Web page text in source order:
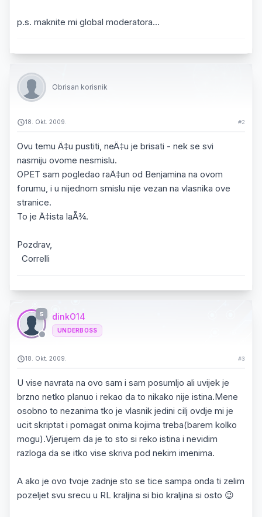
p.s. maknite mi global moderatora...
Obrisan korisnik
18. Okt. 2009. #2
Ovu temu Ä‡u pustiti, neÄ‡u je brisati - nek se svi
nasmiju ovome nesmislu.
OPET sam pogledao raÄ‡un od Benjamina na ovom
forumu, i u nijednom smislu nije vezan na vlasnika ove
stranice.
To je Ä‡ista laÅ¾.
Pozdrav,
Correlli
5 dinkO14
UNDERBOSS
18. Okt. 2009. #3
U vise navrata na ovo sam i sam posumljo ali uvijek je
brzno netko planuo i rekao da to nikako nije istina.Mene
osobno to nezanima tko je vlasnik jedini cilj ovdje mi je
ucit skriptat i pomagat onima kojima treba(barem kolko
mogu).Vjerujem da je to sto si reko istina i nevidim
razloga da se itko vise skriva pod nekim imenima.
A ako je ovo tvoje zadnje sto se tice sampa onda ti zelim
pozeljet svu srecu u RL kraljina si bio kraljina si osto 😉